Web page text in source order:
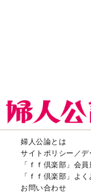
婦人公論とは
サイトポリシー／
「ｆｆ倶楽部」会員
「ｆｆ倶楽部」よ
お問い合わせ